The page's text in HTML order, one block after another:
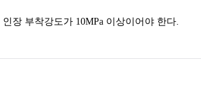
시험결과의 판정은 타일 인장 부착강도가 10MPa 이상이어야 한다.